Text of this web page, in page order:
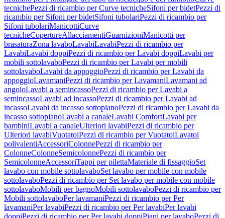
tecnichePezzi di ricambio per Curve tecnicheSifoni per bidetPezzi di
ricambio per Sifoni per bidetSifoni tubolariPezzi di ricambio per
Sifoni tubolariManicottiCurve
tecnicheCopertureAllacciamentiGuarnizioniManicotti per
brasaturaZona lavaboLavabiLavabiPezzi di ricambio per
LavabiLavabi doppiPezzi di ricambio per Lavabi doppiLavabi per
mobili sottolavaboPezzi di ricambio per Lavabi per mobili
sottolavaboLavabi da appoggioPezzi di ricambio per Lavabi da
appoggioLavamaniPezzi di ricambio per LavamaniLavamani ad
angoloLavabi a semincassoPezzi di ricambio per Lavabi a
semincassoLavabi ad incassoPezzi di ricambio per Lavabi ad
incassoLavabi da incasso sottopianoPezzi di ricambio per Lavabi da
incasso sottopianoLavabi a canaleLavabi ComfortLavabi per
bambiniLavabi a canaleUlteriori lavabiPezzi di ricambio per
Ulteriori lavabiVuotatoiPezzi di ricambio per VuotatoiLavatoi
polivalentiAccessoriColonnePezzi di ricambio per
ColonneColonneSemicolonnePezzi di ricambio per
SemicolonneAccessoriTappi per pilettaMateriale di fissaggioSet
lavabo con mobile sottolavaboSet lavabo per mobile con mobile
sottolavaboPezzi di ricambio per Set lavabo per mobile con mobile
sottolavaboMobili per bagnoMobili sottolavaboPezzi di ricambio per
Mobili sottolavaboPer lavamaniPezzi di ricambio per Per
lavamaniPer lavabiPezzi di ricambio per Per lavabiPer lavabi
doppiPezzi di ricambio per Per lavabi doppiPiani per lavaboPezzi di